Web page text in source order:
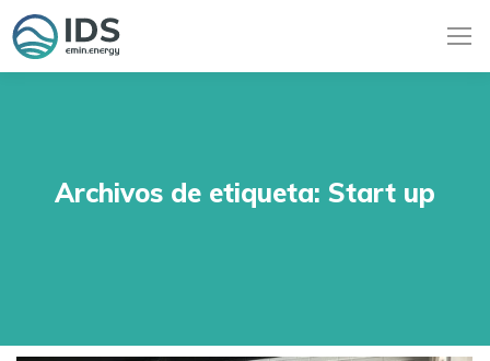
Archivos de etiqueta: Start up